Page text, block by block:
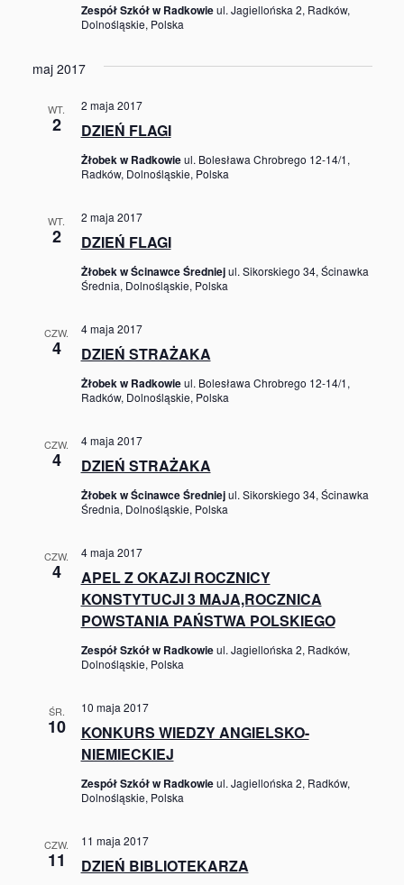
Zespół Szkół w Radkowieul. Jagiellońska 2, Radków,
Dolnośląskie, Polska
maj 2017
WT.
2 DZIEŃ FLAGI
2 maja 2017
Żłobek w Radkowieul. Bolesława Chrobrego 12-14/1,
Radków, Dolnośląskie, Polska
WT.
2 DZIEŃ FLAGI
2 maja 2017
Żłobek w Ścinawce Średniejul. Sikorskiego 34, Ścinawka
Średnia, Dolnośląskie, Polska
CZW.
4 DZIEŃ STRAŻAKA
4 maja 2017
Żłobek w Radkowieul. Bolesława Chrobrego 12-14/1,
Radków, Dolnośląskie, Polska
CZW.
4 DZIEŃ STRAŻAKA
4 maja 2017
Żłobek w Ścinawce Średniejul. Sikorskiego 34, Ścinawka
Średnia, Dolnośląskie, Polska
CZW.
4
APEL Z OKAZJI ROCZNICY
KONSTYTUCJI 3 MAJA,ROCZNICA
POWSTANIA PAŃSTWA POLSKIEGO
4 maja 2017
Zespół Szkół w Radkowieul. Jagiellońska 2, Radków,
Dolnośląskie, Polska
ŚR.
10
KONKURS WIEDZY ANGIELSKO-
NIEMIECKIEJ
10 maja 2017
Zespół Szkół w Radkowieul. Jagiellońska 2, Radków,
Dolnośląskie, Polska
CZW.
11 DZIEŃ BIBLIOTEKARZA
11 maja 2017